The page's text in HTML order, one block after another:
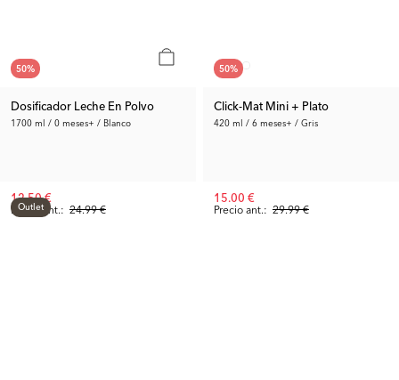
50%
Dosificador Leche En Polvo
1700 ml / 0 meses+ / Blanco
Precio ant.: 24.99 €
12.50 €
50%
Click-Mat Mini + Plato
420 ml / 6 meses+ / Gris
Precio ant.: 29.99 €
15.00 €
Outlet